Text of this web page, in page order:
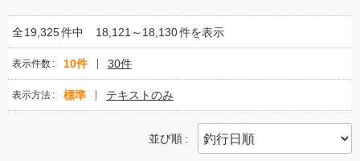
全19,325件中 18,121～18,130件を表示
表示件数 10件 30件
表示方法 標準 テキストのみ
並び順